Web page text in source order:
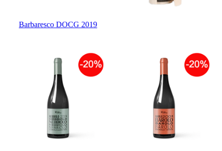
Barbaresco DOCG 2019